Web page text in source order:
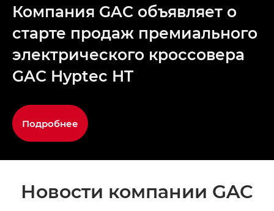
Компания GAC объявляет о
старте продаж премиального
электрического кроссовера
GAC Hyptec HT
Подробнее
Новости компании GAC